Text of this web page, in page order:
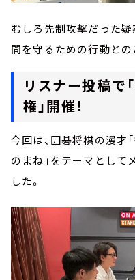
むしろ先制攻撃だった
間を守るための行動との
リスナー投稿で
権」開催！
今回は、囲碁将棋の漫才
のまね」をテーマとし
した。